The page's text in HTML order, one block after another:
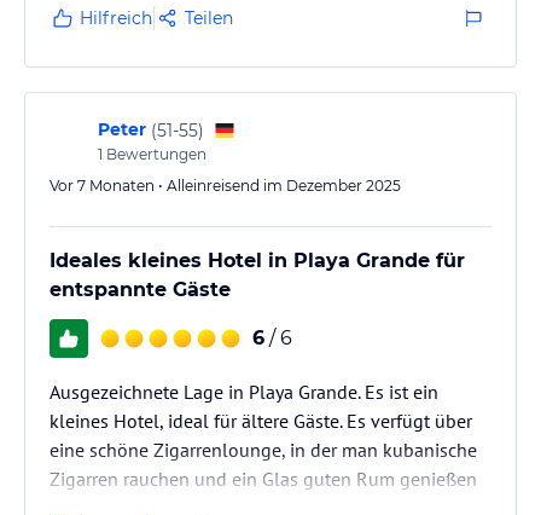
einen Besuch der sehenswerten Altstadt
Hilfreich Teilen
Peter (51-55)
1 Bewertungen
Vor 7 Monaten • Alleinreisend im Dezember 2025
Ideales kleines Hotel in Playa Grande für
entspannte Gäste
6 / 6
Ausgezeichnete Lage in Playa Grande. Es ist ein
kleines Hotel, ideal für ältere Gäste. Es verfügt über
eine schöne Zigarrenlounge, in der man kubanische
Zigarren rauchen und ein Glas guten Rum genießen